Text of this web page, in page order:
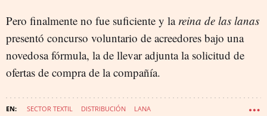
Pero finalmente no fue suficiente y la reina de las lanas
presentó concurso voluntario de acreedores bajo una
novedosa fórmula, la de llevar adjunta la solicitud de
ofertas de compra de la compañía.
SECTOR TEXTIL DISTRIBUCIÓN LANA